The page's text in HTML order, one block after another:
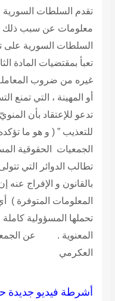
تقدم السلطات
معلومات عن سبب ذلك ،
السلطات السورية على
تعبأ بمقتضيات المادة
غيره من ضروب المعاملة
أو المهينة ، التي تمنع
تدعو للإعتقاد بأن
للتعذيب ” ( و هو ما
الجمعيات الحقوقية
تطالب الدوائر التي
بالقانون و الإفراج عنه
المعلومات المتوفرة )
تحملها المسؤولية
المعنوية .
عن
العكرمي
أشرطة فيديو جديدة